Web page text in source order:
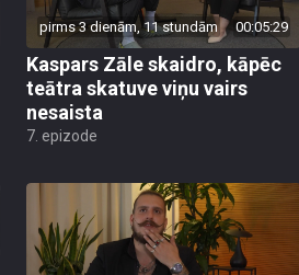
pirms 3 dienām, 11 stundām 00:05:29
Kaspars Zāle skaidro, kāpēc
teātra skatuve viņu vairs
nesaista
7. epizode